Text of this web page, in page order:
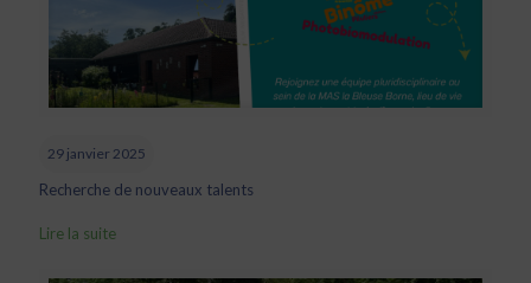
29 janvier 2025
Recherche de nouveaux talents
Lire la suite